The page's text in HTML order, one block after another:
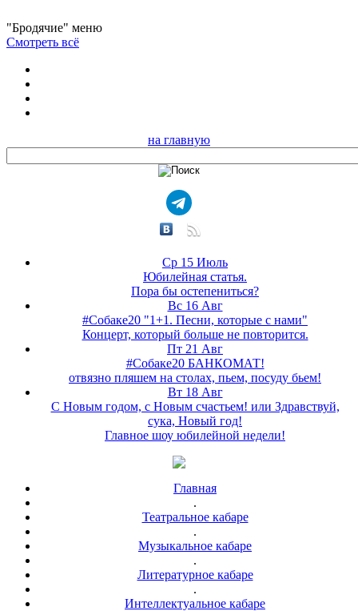
"Бродячие" меню
Смотреть всё
на главную
Ср 15 Июль
Юбилейная статья.
Пора бы остепениться?
Вс 16 Авг
#Собаке20 "1+1. Песни, которые с нами"
Концерт, который больше не повторится.
Пт 21 Авг
#Собаке20 БАНКОМАТ!
отвязно пляшем на столах, пьем, посуду бьем!
Вт 18 Авг
С Новым годом, с Новым счастьем! или Здравствуй,
сука, Новый год!
Главное шоу юбилейной недели!
Главная
.
Театральное кабаре
.
Музыкальное кабаре
.
Литературное кабаре
.
Интеллектуальное кабаре